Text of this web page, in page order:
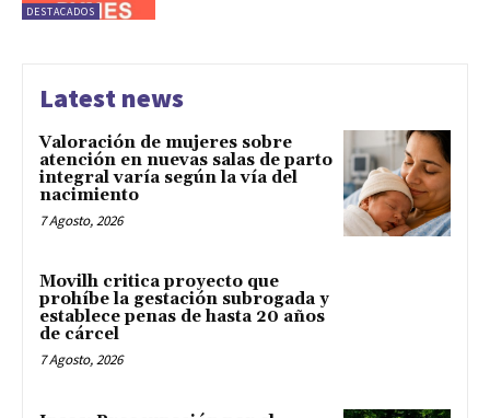
DESTACADOS
Latest news
Valoración de mujeres sobre
atención en nuevas salas de parto
integral varía según la vía del
nacimiento
7 Agosto, 2026
Movilh critica proyecto que
prohíbe la gestación subrogada y
establece penas de hasta 20 años
de cárcel
7 Agosto, 2026